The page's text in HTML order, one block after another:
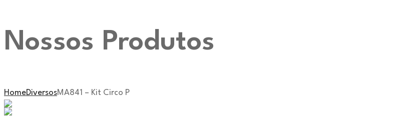
Nossos Produtos
HomeDiversosMA841 – Kit Circo P